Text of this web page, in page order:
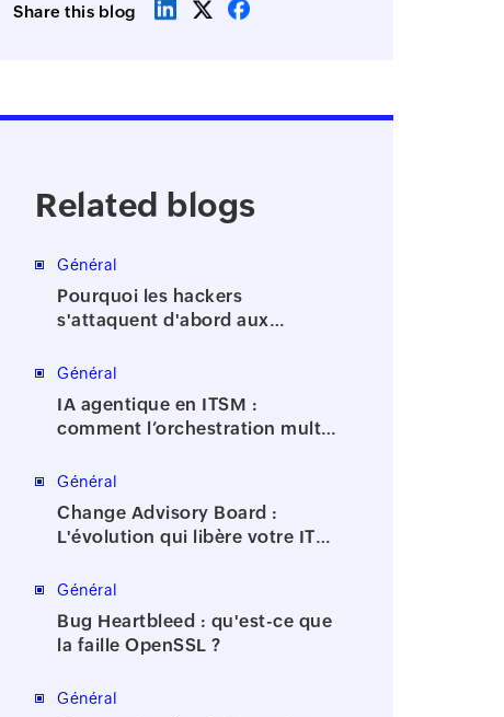
Share this blog
Related blogs
Général
Pourquoi les hackers
s'attaquent d'abord aux
Général
IA agentique en ITSM :
comment l’orchestration multi-
des incidents
Général
Change Advisory Board :
L'évolution qui libère votre IT
Général
Bug Heartbleed : qu'est-ce que
la faille OpenSSL ?
Général